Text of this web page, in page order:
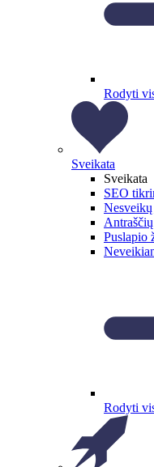
Rodyti
Sveikata
Sveikata
SEO
Puslapio
Rodyti